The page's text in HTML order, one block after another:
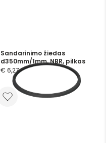
Sandarinimo žiedas
d350mm/1mm, NBR, pilkas
€ 6,27